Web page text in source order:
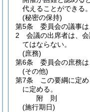
代えることができる。
(秘密の保持)
第5条
委員会の議事は
2
会議の出席者は、
てはならない。
(庶務)
第6条
委員会の庶務
(その他)
第7条
この要綱に定
に定める。
附 則
(施行期日)